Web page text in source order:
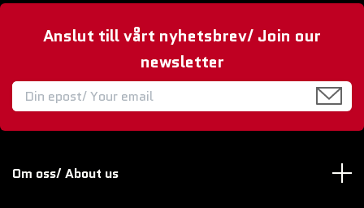
Anslut till vårt nyhetsbrev/ Join our
newsletter
Om oss/ About us